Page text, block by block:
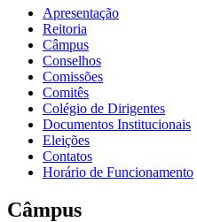
Apresentação
Reitoria
Câmpus
Conselhos
Comissões
Comitês
Colégio de Dirigentes
Documentos Institucionais
Eleições
Contatos
Horário de Funcionamento
Câmpus